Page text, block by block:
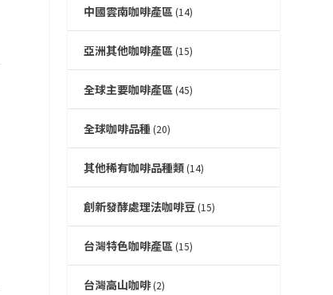
中國雲南咖啡產區 (14)
亞洲其他咖啡產區 (15)
全球主要咖啡產區 (45)
全球咖啡品種 (20)
其他稀有咖啡品種類(14)
創新發酵處理法咖啡豆(15)
台灣特色咖啡產區 (15)
台灣高山咖啡(2)